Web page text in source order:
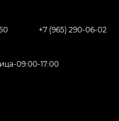
+7 (965) 290-06-02
09:00-17:00